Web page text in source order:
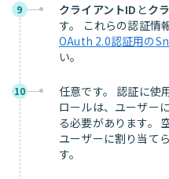
9 クライアントID とク
す。 これらの認証情
OAuth 2.0認証用の
い。
10 任意です。 認証に使
ロールは、ユーザー
る必要があります。
ユーザーに割り当て
す。